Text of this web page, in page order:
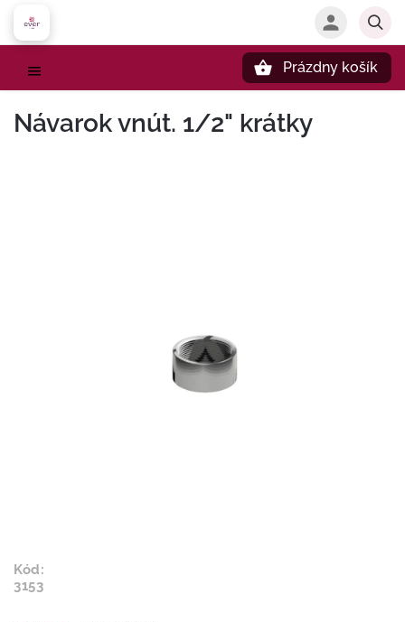
Prázdny košík
Návarok vnút. 1/2" krátky
Kód:
3153